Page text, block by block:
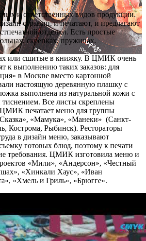
и ответственных видов продукции.
страниц, и печатают, и предлагают
отделки. Есть простые
скрепках, пружинах.
или сшитые в книжку. В ЦМИК очень
к выполнению таких заказов: для
в Москве вместо картонной
настоящую деревянную плашку с
выполнена из натуральной кожи с
Все листы скреплены
печатает меню для группы
«Мамука», «Манеки» (Санкт-
Кострома, Рыбинск). Рестораторы
в дизайн меню, заказывают
готовых блюд, поэтому к печати
требования. ЦМИК изготовила меню и
«Мили», «Андерсон», «Честный
«Хинкали Хаус», «Иван
«Хмель и Гриль», «Брюгге».